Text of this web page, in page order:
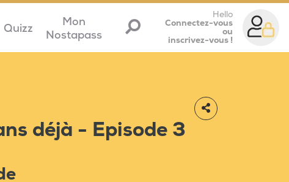
Quizz
Mon
Nostapass
Hello
Connectez-vous
ou
inscrivez-vous !
déjà - Episode 3